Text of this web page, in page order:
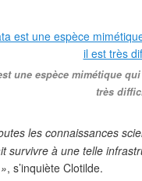
une espèce mimétique
très
les connaissances
survivre à une telle
», s’inquiète Clotilde.